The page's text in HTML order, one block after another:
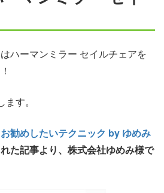
ハーマンミラー セイルチェアを
す。
勧めしたいテクニック by ゆめみ
た記事より、株式会社ゆめみ様で